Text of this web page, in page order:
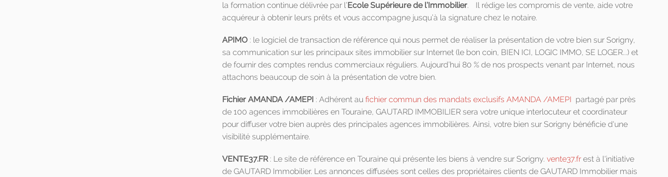
la formation continue délivrée par l’Ecole Supérieure de l’Immobilier. Il rédige les compromis de vente, aide votre
acquéreur à obtenir leurs prêts et vous accompagne jusqu’à la signature chez le notaire.
APIMO : le logiciel de transaction de référence qui nous permet de réaliser la présentation de votre bien sur Sorigny,
sa communication sur les principaux sites immobilier sur Internet (le bon coin, BIEN ICI, LOGIC IMMO, SE LOGER...) et
de fournir des comptes rendus commerciaux réguliers. Aujourd’hui 80 % de nos prospects venant par Internet, nous
attachons beaucoup de soin à la présentation de votre bien.
Fichier AMANDA /AMEPI : Adhérent au fichier commun des mandats exclusifs AMANDA /AMEPI partagé par près
de 100 agences immobilières en Touraine, GAUTARD IMMOBILIER sera votre unique interlocuteur et coordinateur
pour diffuser votre bien auprès des principales agences immobilières. Ainsi, votre bien sur Sorigny bénéficie d'une
visibilité supplémentaire.
VENTE37.FR: Le site de référence en Touraine qui présente les biens à vendre sur Sorigny. vente37.fr est à l'initiative
de GAUTARD Immobilier. Les annonces diffusées sont celles des propriétaires clients de GAUTARD Immobilier mais